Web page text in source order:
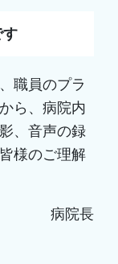
す
職員のプラ
ら、病院内
、音声の録
様のご理解
病院長